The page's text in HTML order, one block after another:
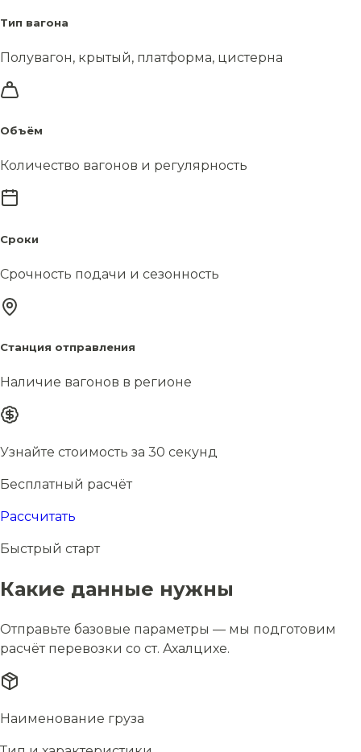
Тип вагона
Полувагон, крытый, платформа, цистерна
Объём
Количество вагонов и регулярность
Сроки
Срочность подачи и сезонность
Станция отправления
Наличие вагонов в регионе
Узнайте стоимость за 30 секунд
Бесплатный расчёт
Рассчитать
Быстрый старт
Какие данные нужны
Отправьте базовые параметры — мы подготовим
расчёт перевозки со ст. Ахалцихе.
Наименование груза